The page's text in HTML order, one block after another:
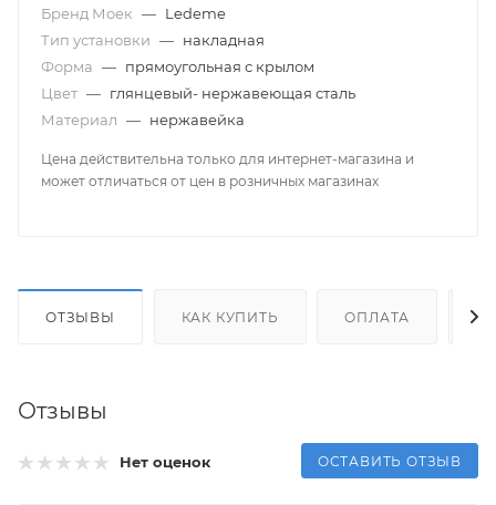
Бренд Моек — Ledeme
Тип установки — накладная
Форма — прямоугольная с крылом
Цвет — глянцевый- нержавеющая сталь
Материал — нержавейка
Цена действительна только для интернет-магазина и
может отличаться от цен в розничных магазинах
ОТЗЫВЫ КАК КУПИТЬ ОПЛАТА
Отзывы
Нет оценок ОСТАВИТЬ ОТЗЫВ